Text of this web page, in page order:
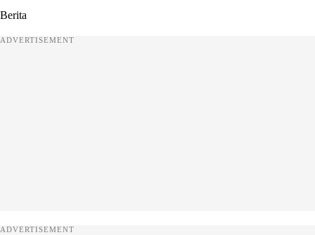
Berita
ADVERTISEMENT
ADVERTISEMENT